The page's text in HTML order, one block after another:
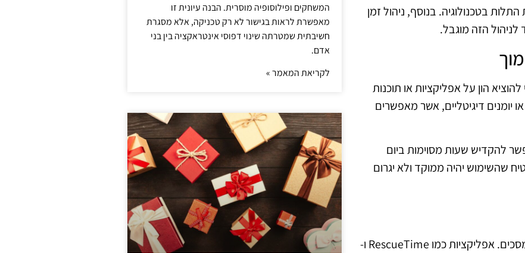
בטכנולוגיה. בנוסף, ניהול זמן
הזה מוגבל.
הון על אפליקציות או תוכנות
דיגיטליים, אשר מאפשרים
להקדיש שעות מסוימות ביום
שהשימוש יהיה ממוקד ולא יגרום
ישנם כלים חינמיים רבים שניתן להשתמש בהם לצורך מעקב זמן מסכים. אפליקציות כמו RescueTime ו-
המשחקים ופילוסופיה מוסרית. הבנה עיונית זו
מאפשרת לראות בגישור לא רק טכניקה, אלא מסגרת
חשיבתית שמטרתה שינוי דפוסי אינטראקציה בין בני
אדם.
לקריאת המאמר »